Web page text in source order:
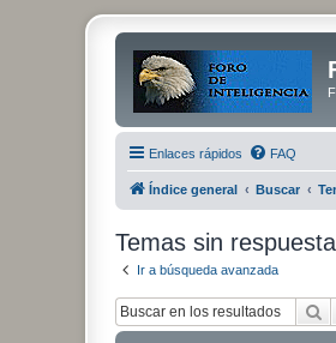
Enlaces rápidos FAQ
Índice general Buscar
Temas sin respuesta
Ir a búsqueda avanzada